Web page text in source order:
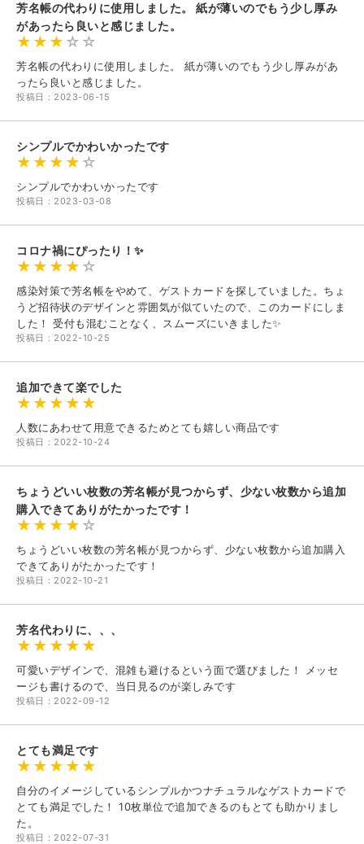
芳名帳の代わりに使用しました。 紙が薄いのでもう少し厚み
があったら良いと感じました。
芳名帳の代わりに使用しました。 紙が薄いのでもう少し厚みがあ
ったら良いと感じました。
投稿日：2023-06-15
シンプルでかわいかったです
シンプルでかわいかったです
投稿日：2023-03-08
コロナ禍にぴったり！✨
感染対策で芳名帳をやめて、ゲストカードを探していました。ちょ
うど招待状のデザインと雰囲気が似ていたので、このカードにしま
した！ 受付も混むことなく、スムーズにいきました✨
投稿日：2022-10-25
追加できて楽でした
人数にあわせて用意できるためとても嬉しい商品です
投稿日：2022-10-24
ちょうどいい枚数の芳名帳が見つからず、少ない枚数から追加
購入できてありがたかったです！
ちょうどいい枚数の芳名帳が見つからず、少ない枚数から追加購入
できてありがたかったです！
投稿日：2022-10-21
芳名代わりに、、、
可愛いデザインで、混雑も避けるという面で選びました！ メッセ
ージも書けるので、当日見るのが楽しみです
投稿日：2022-09-12
とても満足です
自分のイメージしているシンプルかつナチュラルなゲストカードで
とても満足でした！ 10枚単位で追加できるのもとても助かりまし
た。
投稿日：2022-07-31